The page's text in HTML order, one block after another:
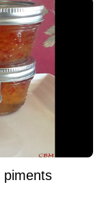
piments